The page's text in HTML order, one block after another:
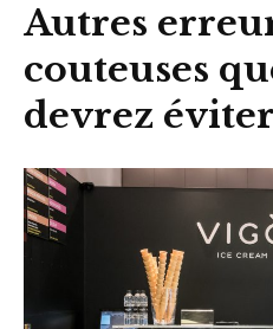
Autres
couteuses
devrez